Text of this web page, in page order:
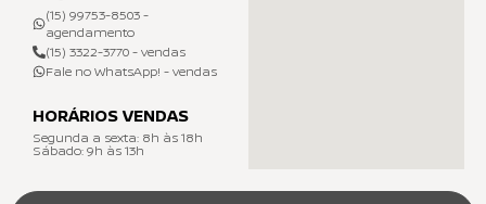
(15) 99753-8503 -
agendamento
(15) 3322-3770 - vendas
Fale no WhatsApp! - vendas
HORÁRIOS VENDAS
Segunda a sexta: 8h às 18h
Sábado: 9h às 13h